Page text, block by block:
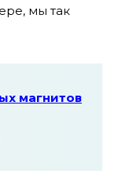
мы так
магнитов